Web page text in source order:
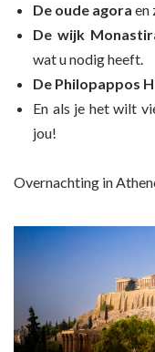
De oude agora en
De wijk
wat u nodig heeft.
De Philopappos
En als je het wilt
jou!
Overnachting in